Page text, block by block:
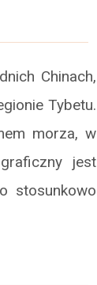
Chinach,
Tybetu.
morza, w
jest
stosunkowo